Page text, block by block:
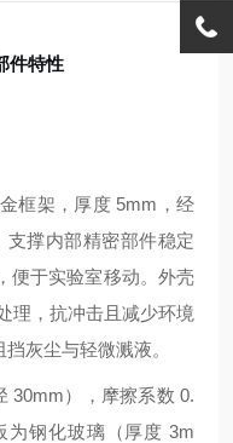
件特性
框架，厚度 5mm，经
支撑内部精密部件稳定
便于实验室移动。外壳
理，抗冲击且减少环境
灰尘与轻微溅液。
30mm），摩擦系数 0.
为钢化玻璃（厚度 3m